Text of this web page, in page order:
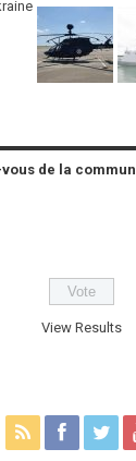
de la
View Results